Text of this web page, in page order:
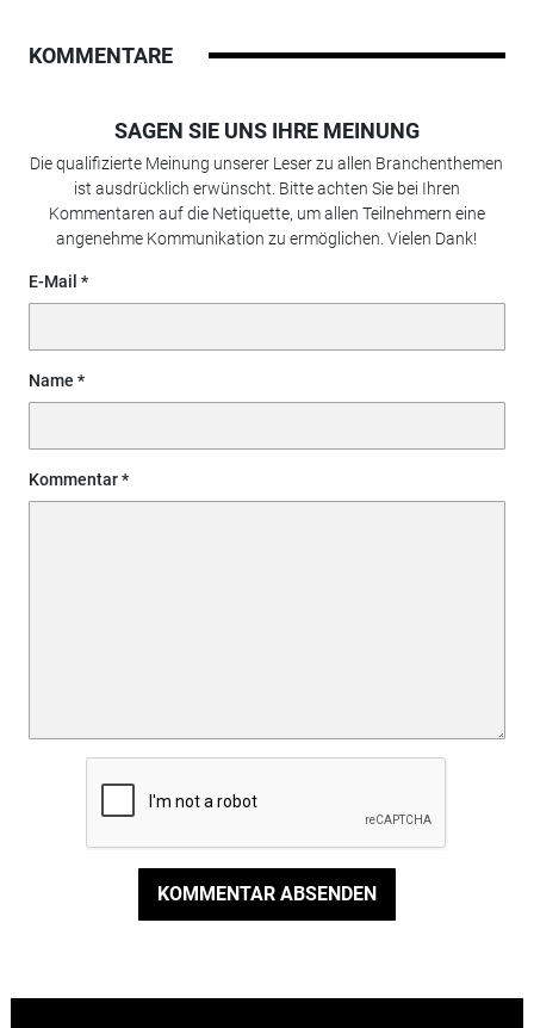
KOMMENTARE
SAGEN SIE UNS IHRE MEINUNG
Die qualifizierte Meinung unserer Leser zu allen Branchenthemen
ist ausdrücklich erwünscht. Bitte achten Sie bei Ihren
Kommentaren auf die Netiquette, um allen Teilnehmern eine
angenehme Kommunikation zu ermöglichen. Vielen Dank!
E-Mail
Name
Kommentar
KOMMENTAR ABSENDEN